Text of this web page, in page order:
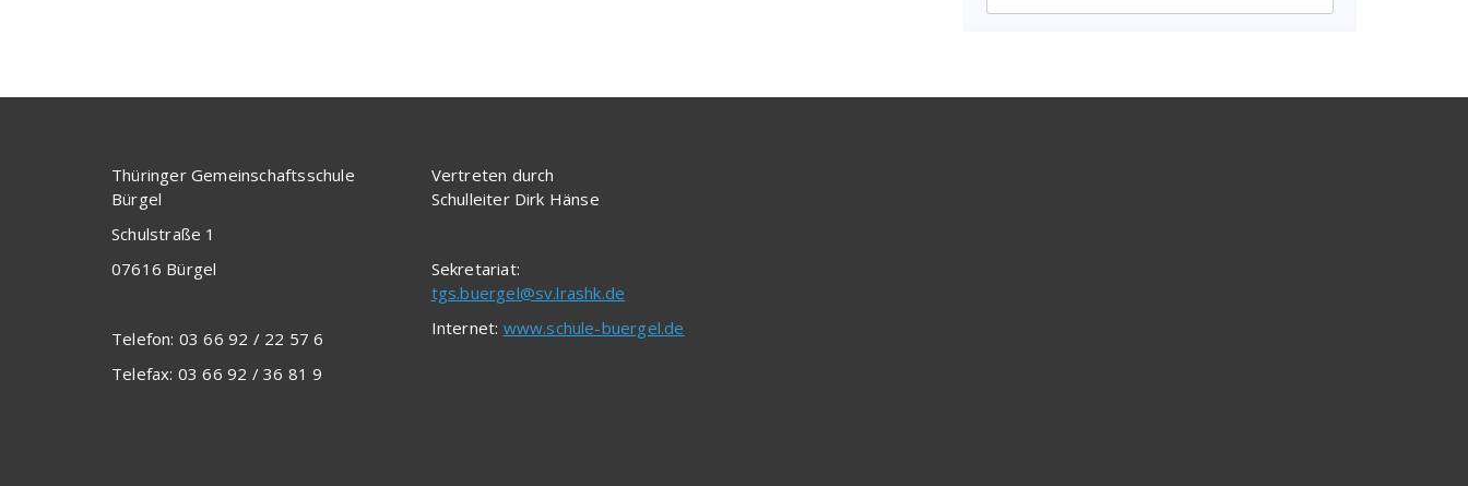
Thüringer Gemeinschaftsschule
Bürgel
Schulstraße 1
07616 Bürgel
Telefon: 03 66 92 / 22 57 6
Telefax: 03 66 92 / 36 81 9
Vertreten durch
Schulleiter Dirk Hänse
Sekretariat:
tgs.buergel@sv.lrashk.de
Internet: www.schule-buergel.de